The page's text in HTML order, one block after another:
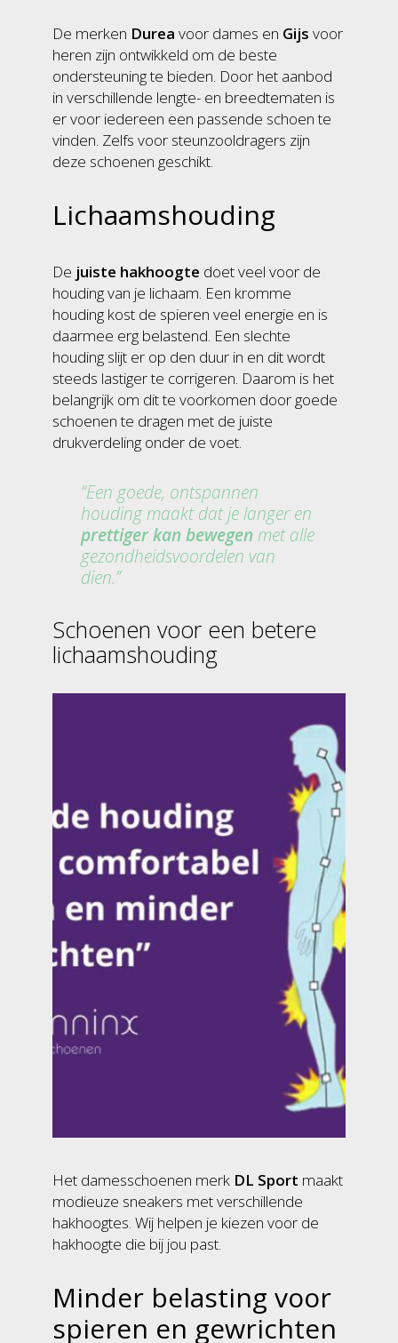
De merken Durea voor dames en Gijs voor
heren zijn ontwikkeld om de beste
ondersteuning te bieden. Door het aanbod
in verschillende lengte- en breedtematen is
er voor iedereen een passende schoen te
vinden. Zelfs voor steunzooldragers zijn
deze schoenen geschikt.
Lichaamshouding
De juiste hakhoogte doet veel voor de
houding van je lichaam. Een kromme
houding kost de spieren veel energie en is
daarmee erg belastend. Een slechte
houding slijt er op den duur in en dit wordt
steeds lastiger te corrigeren. Daarom is het
belangrijk om dit te voorkomen door goede
schoenen te dragen met de juiste
drukverdeling onder de voet.
Een goede, ontspannen
houding maakt dat je langer en
prettiger kan bewegenmet alle
gezondheidsvoordelen van
dien.
Schoenen voor een betere
lichaamshouding
Het damesschoenen merk DL Sport maakt
modieuze sneakers met verschillende
hakhoogtes. Wij helpen je kiezen voor de
hakhoogte die bij jou past.
Minder belasting voor
spieren en gewrichten